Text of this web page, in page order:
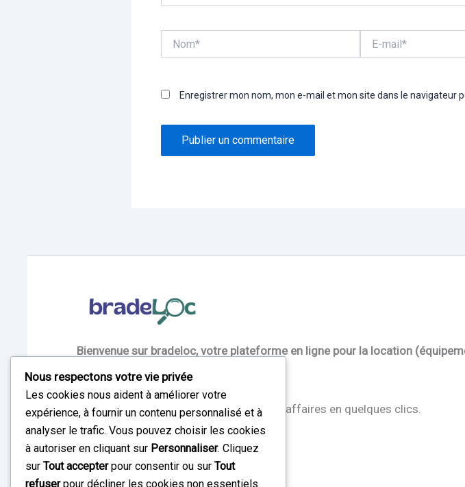
mail*
Enregistrer mon nom, mon e-mail et mon site dans le navigateur
Bienvenue sur bradeloc, votre plateforme en ligne pour la location
salles) et la braderie au Bénin.
Réalisez vos projets et faites de bonnes affaires en quelques clics.
Louez – bradez – réinventez !
Nous respectons votre vie privée
Les cookies nous aident à améliorer votre
expérience, à fournir un contenu personnalisé et à
analyser le trafic. Vous pouvez choisir les cookies
à autoriser en cliquant sur Personnaliser. Cliquez
sur Tout accepterpour consentir ou sur Tout
refuserpour décliner les cookies non essentiels.